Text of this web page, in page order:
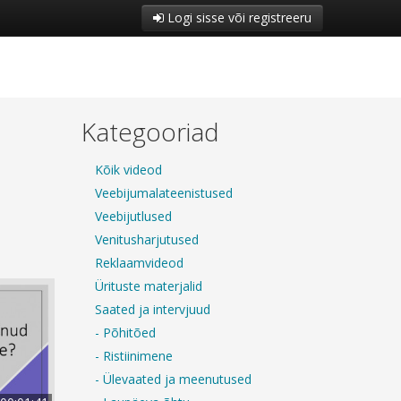
Logi sisse või registreeru
Kategooriad
Kõik videod
Veebijumalateenistused
Veebijutlused
Venitusharjutused
Reklaamvideod
Ürituste materjalid
Saated ja intervjuud
- Põhitõed
- Ristiinimene
- Ülevaated ja meenutused